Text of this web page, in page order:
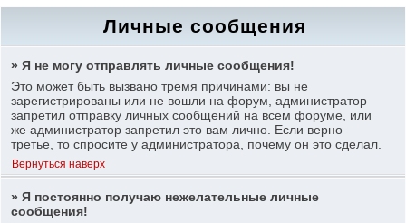
Личные сообщения
» Я не могу отправлять личные сообщения!
Это может быть вызвано тремя причинами: вы не
зарегистрированы или не вошли на форум, администратор
запретил отправку личных сообщений на всем форуме, или
же администратор запретил это вам лично. Если верно
третье, то спросите у администратора, почему он это сделал.
Вернуться наверх
» Я постоянно получаю нежелательные личные
сообщения!